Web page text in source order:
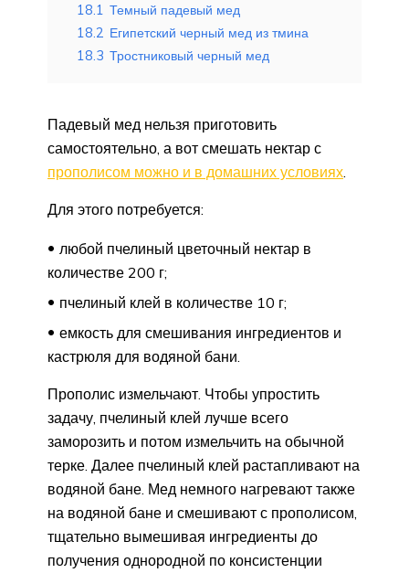
18.1 Темный падевый мед
18.2 Египетский черный мед из тмина
18.3 Тростниковый черный мед
Падевый мед нельзя приготовить
самостоятельно, а вот смешать нектар с
прополисом можно и в домашних условиях
Для этого потребуется:
любой пчелиный цветочный нектар в
количестве 200 г;
пчелиный клей в количестве 10 г;
емкость для смешивания ингредиентов и
кастрюля для водяной бани.
Прополис измельчают. Чтобы упростить
задачу, пчелиный клей лучше всего
заморозить и потом измельчить на обычной
терке. Далее пчелиный клей растапливают на
водяной бане. Мед немного нагревают также
на водяной бане и смешивают с прополисом,
тщательно вымешивая ингредиенты до
получения однородной по консистенции